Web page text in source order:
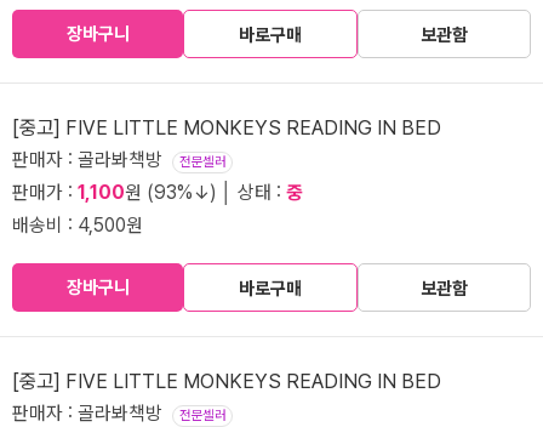
장바구니 바로구매 보관함
[중고] FIVE LITTLE MONKEYS READING IN BED
판매자 : 골라봐책방 전문셀러
판매가 : 1,100원 (93%↓) │ 상태 : 중
배송비 : 4,500원
장바구니 바로구매 보관함
[중고] FIVE LITTLE MONKEYS READING IN BED
판매자 : 골라봐책방 전문셀러